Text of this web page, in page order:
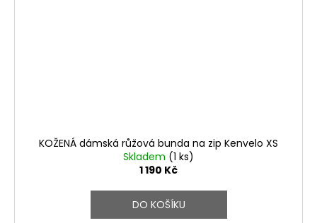
KOŽENÁ dámská růžová bunda na zip Kenvelo XS
Skladem (1 ks)
1 190 Kč
DO KOŠÍKU